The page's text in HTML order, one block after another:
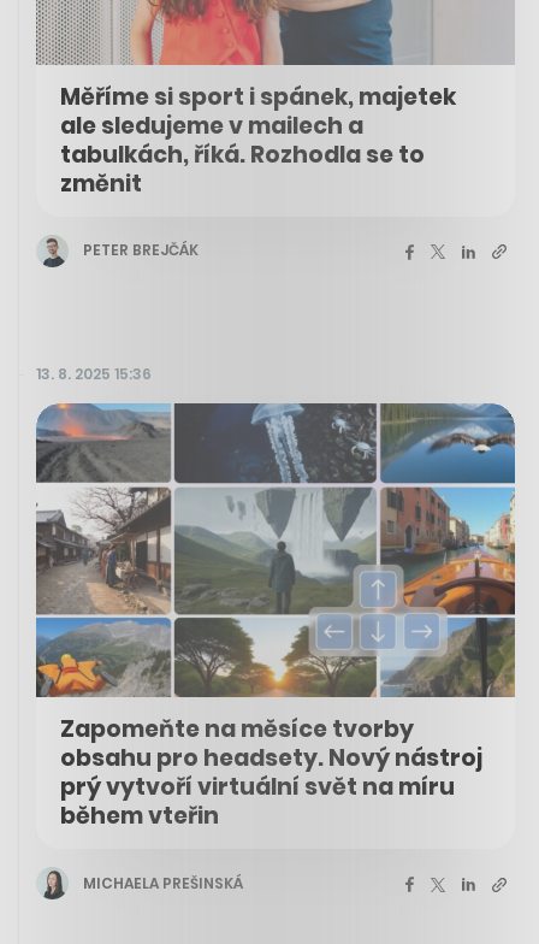
Měříme si sport i spánek, majetek
ale sledujeme v mailech a
tabulkách, říká. Rozhodla se to
změnit
PETER BREJČÁK
13. 8. 2025 15:36
Zapomeňte na měsíce tvorby
obsahu pro headsety. Nový nástroj
prý vytvoří virtuální svět na míru
během vteřin
MICHAELA PREŠINSKÁ